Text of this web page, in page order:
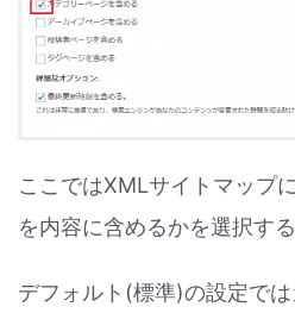
ここではXMLサイトマップ
を内容に含めるかを選択す
デフォルト(標準)の設定で